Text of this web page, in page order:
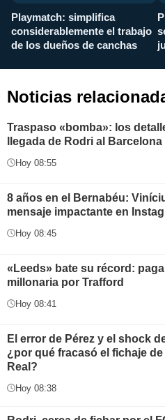
Playmatch: simplifica
considerablemente el trabajo
de los dueños de canchas
Noticias
Traspaso «bomba»: los
llegada de Rodri al Barcelona
Hoy 08:55
8 años en el Bernabéu:
mensaje impactante en
Hoy 08:45
«Leeds» bate su récord:
millonaria por Trafford
Hoy 08:41
El error de Pérez y el shock
¿por qué fracasó el fichaje de
Real?
Hoy 08:38